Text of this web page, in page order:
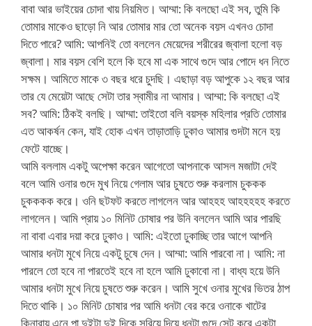
বাবা আর ভাইয়ের চোদা খায় নিয়মিত। আম্মা: কি বলছো এই সব, তুমি কি
তোমার মাকেও ছাড়ো নি আর তোমার মার তো অনেক বয়স এখনও চোদা
দিতে পারে? আমি: আপনিই তো বললেন মেয়েদের শরীরের জ্বালা হলো বড়
জ্বালা। মার বয়স বেশি হলে কি হবে মা এক সাথে গুদে আর পোদে ধন নিতে
সক্ষম। আমিতে মাকে ৩ বছর ধরে চুদছি। এছাড়া বড় আপুকে ১২ বছর আর
তার যে মেয়েটা আছে সেটা তার স্বামীর না আমার। আম্মা: কি বলছো এই
সব? আমি: ঠিকই বলছি। আম্মা: তাইতো বলি বয়স্ক মহিলার প্রতি তোমার
এত আকর্ষন কেন, যাই হোক এখন তাড়াতাড়ি ঢুকাও আমার গুদটা মনে হয়
ফেটে যাচ্ছে।
আমি বললাম একটু অপেক্ষা করেন আগেতো আপনাকে আসল মজাটা দেই
বলে আমি ওনার গুদে মুখ নিয়ে গেলাম আর চুষতে শুরু করলাম চুককক
চুকককক করে। ওনি ছটফট করতে লাগলেন আর আহহহ আহহহহহ করতে
লাগলেন। আমি প্রায় ১০ মিনিট চোষার পর উনি বললেন আমি আর পারছি
না বাবা এবার দয়া করে ঢুকাও। আমি: এইতো ঢুকাচ্ছি তার আগে আপনি
আমার ধনটা মুখে নিয়ে একটু চুষে দেন। আম্মা: আমি পারবো না। আমি: না
পারলে তো হবে না পারতেই হবে না হলে আমি ঢুকাবো না। বাধ্য হয়ে উনি
আমার ধনটা মুখে নিয়ে চুষতে শুরু করেন। আমি সুখে ওনার মুখের ভিতর ঠাপ
দিতে থাকি। ১০ মিনিট চোষার পর আমি ধনটা বের করে ওনাকে খাটের
কিনারায় এনে পা দুইটা দুই দিকে সরিয়ে দিয়ে ধনটা গুদে সেট করে একটা